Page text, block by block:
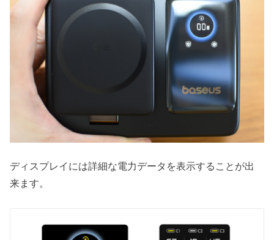
ディスプレイには詳細な電力データを表示することが出
来ます。